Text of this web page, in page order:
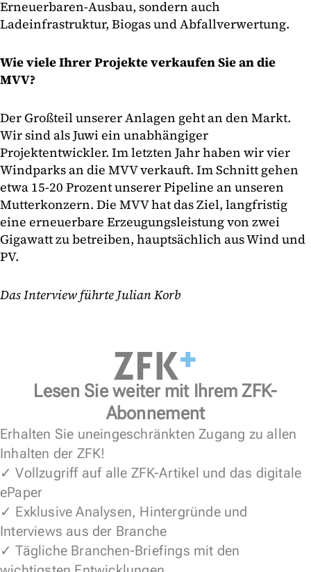
Erneuerbaren-Ausbau, sondern auch
Ladeinfrastruktur, Biogas und Abfallverwertung.
Wie viele Ihrer Projekte verkaufen Sie an die
MVV?
Der Großteil unserer Anlagen geht an den Markt.
Wir sind als Juwi ein unabhängiger
Projektentwickler. Im letzten Jahr haben wir vier
Windparks an die MVV verkauft. Im Schnitt gehen
etwa 15-20 Prozent unserer Pipeline an unseren
Mutterkonzern. Die MVV hat das Ziel, langfristig
eine erneuerbare Erzeugungsleistung von zwei
Gigawatt zu betreiben, hauptsächlich aus Wind und
PV.
Das Interview führte Julian Korb
Lesen Sie weiter mit Ihrem ZFK-
Abonnement
Erhalten Sie uneingeschränkten Zugang zu allen
Inhalten der ZFK!
✓ Vollzugriff auf alle ZFK-Artikel und das digitale
ePaper
✓ Exklusive Analysen, Hintergründe und
Interviews aus der Branche
✓ Tägliche Branchen-Briefings mit den